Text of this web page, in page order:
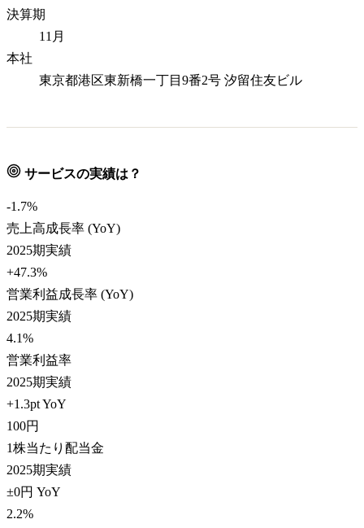
決算期
11月
本社
東京都港区東新橋一丁目9番2号 汐留住友ビル
サービスの実績は？
-1.7%
売上高成長率 (YoY)
2025期実績
+47.3%
営業利益成長率 (YoY)
2025期実績
4.1%
営業利益率
2025期実績
+1.3pt YoY
100円
1株当たり配当金
2025期実績
±0円 YoY
2.2%